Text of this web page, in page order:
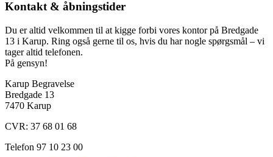
Kontakt & åbningstider
Du er altid velkommen til at kigge forbi vores kontor på Bredgade
13 i Karup. Ring også gerne til os, hvis du har nogle spørgsmål – vi
tager altid telefonen.
På gensyn!
Karup Begravelse
Bredgade 13
7470 Karup
CVR: 37 68 01 68
Telefon 97 10 23 00